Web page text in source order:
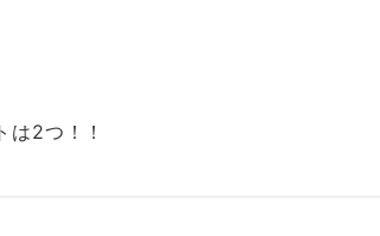
は2つ！！